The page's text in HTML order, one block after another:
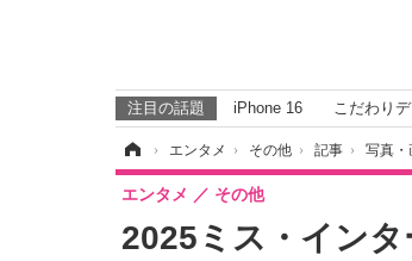
注目の話題 iPhone 16 こだわり
› エンタメ › その他 › 記事 › 写真・
2025ミス・イン
エンタメ その他